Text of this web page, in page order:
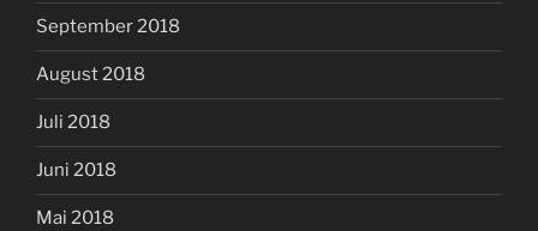
September 2018
August 2018
Juli 2018
Juni 2018
Mai 2018